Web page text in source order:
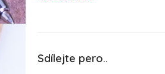
Sdílejte pero..